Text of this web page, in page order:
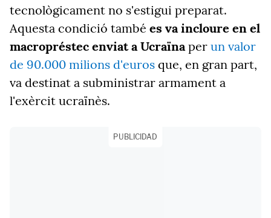
tecnològicament no s'estigui preparat.
Aquesta condició també es va incloure en el
macropréstec enviat a Ucraïnaper un valor
de 90.000 milions d'euros que, en gran part,
va destinat a subministrar armament a
l'exèrcit ucraïnès.
PUBLICIDAD